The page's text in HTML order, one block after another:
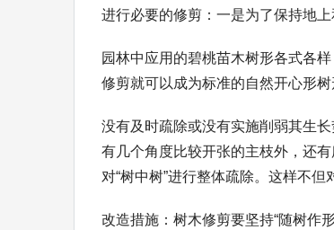
进行必要的修剪：一是为了保持地
园林中应用的碧桃苗木树形各式各
修剪就可以成为标准的自然开心形
没有及时疏除或没有实施削弱其生
有几个角度比较开张的主枝外，还
对“树中树”进行整体疏除。这样不
改造措施：树木修剪要坚持“随树作